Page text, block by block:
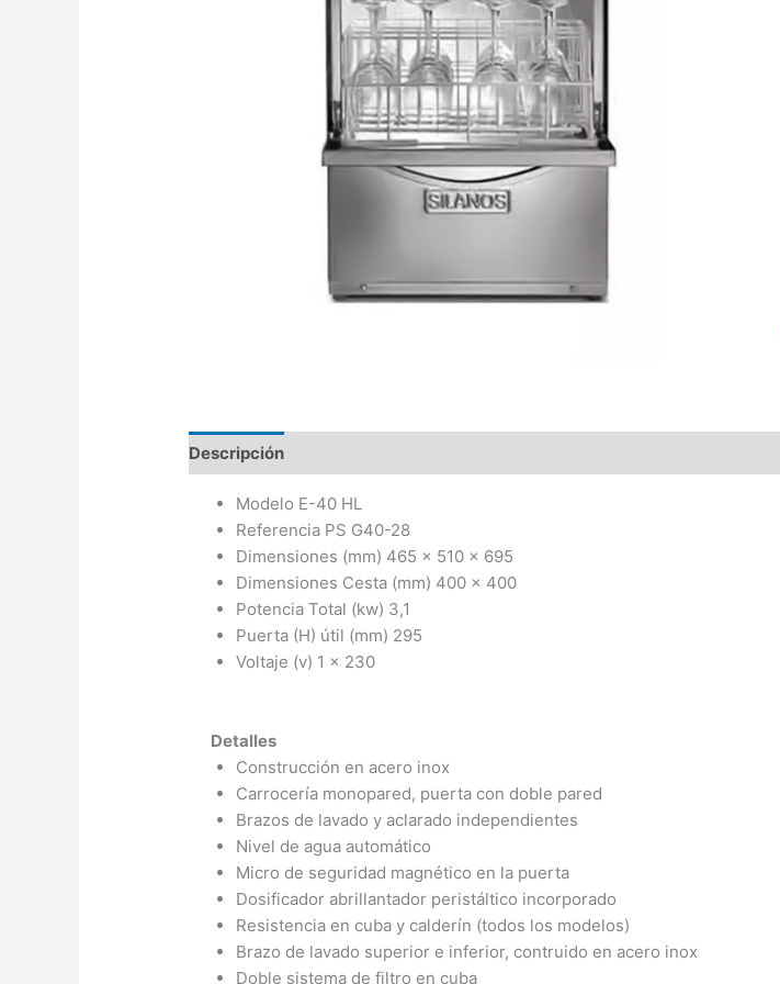
Descripción
Modelo E-40 HL
Referencia PS G40-28
Dimensiones (mm) 465 x 510 x 695
Dimensiones Cesta (mm) 400 x 400
Potencia Total (kw) 3,1
Puerta (H) útil (mm) 295
Voltaje (v) 1 x 230
Detalles
Construcción en acero inox
Carrocería monopared, puerta con doble pared
Brazos de lavado y aclarado independientes
Nivel de agua automático
Micro de seguridad magnético en la puerta
Dosificador abrillantador peristáltico incorporado
Resistencia en cuba y calderín (todos los modelos)
Brazo de lavado superior e inferior, contruido en acero inox
Doble sistema de filtro en cuba